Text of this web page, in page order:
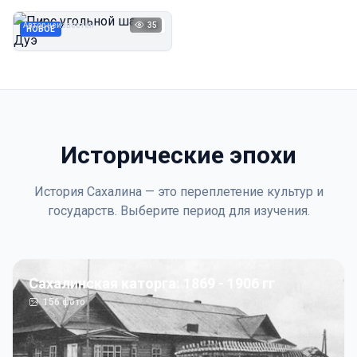
НОВОЕ 1923
Автор неизвестен 35
Исторические эпохи
История Сахалина — это переплетение культур и
государств. Выберите период для изучения.
Сахалинская каторга: 1869 - 1906 гг
156фото